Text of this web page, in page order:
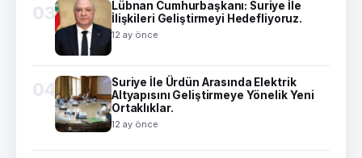
03
Lübnan Cumhurbaşkanı: Suriye İle
İlişkileri Geliştirmeyi Hedefliyoruz.
12 ay önce
04
Suriye İle Ürdün Arasında Elektrik
Altyapısını Geliştirmeye Yönelik Yeni
Ortaklıklar.
12 ay önce